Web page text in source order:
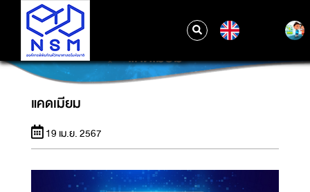
แคดเมียม
แคดเมียม
19 เม.ย. 2567